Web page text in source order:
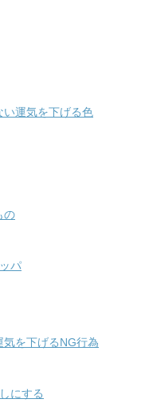
い運気を下げる色
の
パ
気を下げるNG行為
にする